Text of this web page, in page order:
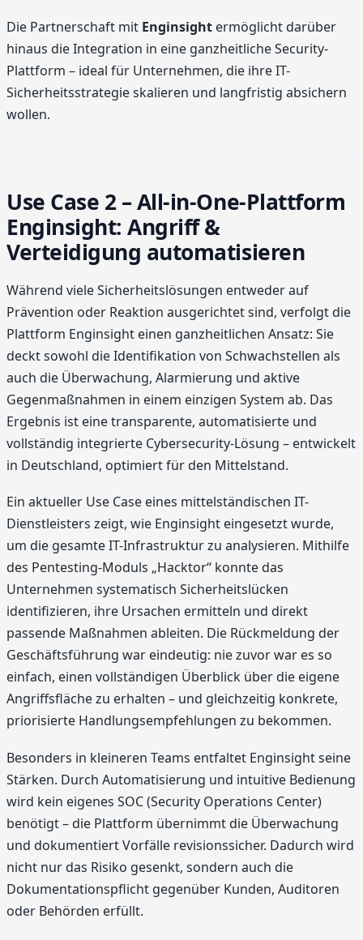
Die Partnerschaft mit Enginsight ermöglicht darüber
hinaus die Integration in eine ganzheitliche Security-
Plattform – ideal für Unternehmen, die ihre IT-
Sicherheitsstrategie skalieren und langfristig absichern
wollen.
Use Case 2 – All-in-One-Plattform
Enginsight: Angriff &
Verteidigung automatisieren
Während viele Sicherheitslösungen entweder auf
Prävention oder Reaktion ausgerichtet sind, verfolgt die
Plattform Enginsight einen ganzheitlichen Ansatz: Sie
deckt sowohl die Identifikation von Schwachstellen als
auch die Überwachung, Alarmierung und aktive
Gegenmaßnahmen in einem einzigen System ab. Das
Ergebnis ist eine transparente, automatisierte und
vollständig integrierte Cybersecurity-Lösung – entwickelt
in Deutschland, optimiert für den Mittelstand.
Ein aktueller Use Case eines mittelständischen IT-
Dienstleisters zeigt, wie Enginsight eingesetzt wurde,
um die gesamte IT-Infrastruktur zu analysieren. Mithilfe
des Pentesting-Moduls „Hacktor“ konnte das
Unternehmen systematisch Sicherheitslücken
identifizieren, ihre Ursachen ermitteln und direkt
passende Maßnahmen ableiten. Die Rückmeldung der
Geschäftsführung war eindeutig: nie zuvor war es so
einfach, einen vollständigen Überblick über die eigene
Angriffsfläche zu erhalten – und gleichzeitig konkrete,
priorisierte Handlungsempfehlungen zu bekommen.
Besonders in kleineren Teams entfaltet Enginsight seine
Stärken. Durch Automatisierung und intuitive Bedienung
wird kein eigenes SOC (Security Operations Center)
benötigt – die Plattform übernimmt die Überwachung
und dokumentiert Vorfälle revisionssicher. Dadurch wird
nicht nur das Risiko gesenkt, sondern auch die
Dokumentationspflicht gegenüber Kunden, Auditoren
oder Behörden erfüllt.